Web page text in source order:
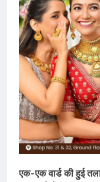
एक-एक वार्ड की हुई